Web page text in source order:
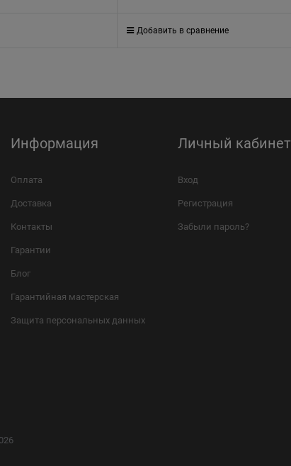
Добавить в сравнение
Информация
Оплата
Доставка
Контакты
Гарантии
Блог
Гарантийная мастерская
Защита персональных данных
Личный кабинет
Вход
Регистрация
Забыли пароль?